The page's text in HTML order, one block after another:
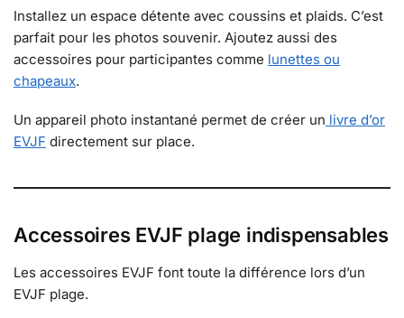
Installez un espace détente avec coussins et plaids. C’est
parfait pour les photos souvenir. Ajoutez aussi des
accessoires pour participantes comme lunettes ou
chapeaux.
Un appareil photo instantané permet de créer un livre d’or
EVJF directement sur place.
Accessoires EVJF plage indispensables
Les accessoires EVJF font toute la différence lors d’un
EVJF plage.